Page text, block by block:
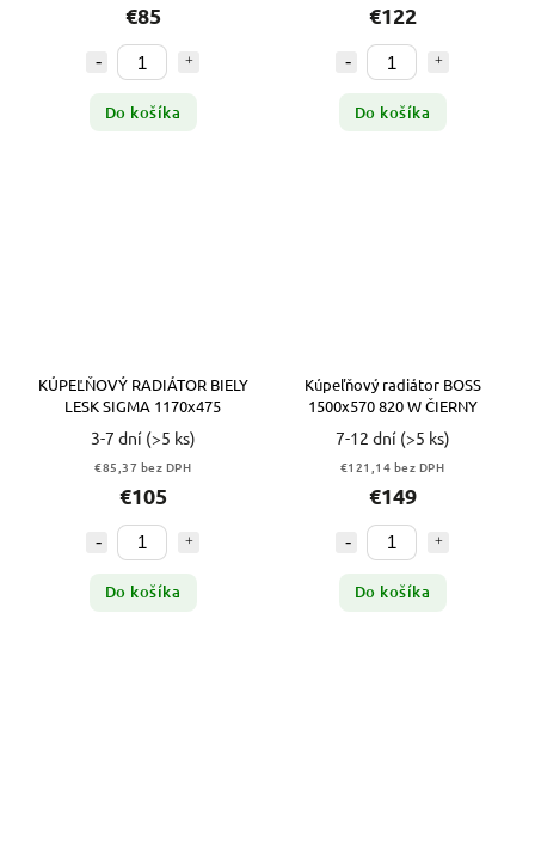
€85
Do košíka
€122
Do košíka
KÚPEĽŇOVÝ RADIÁTOR BIELY
LESK SIGMA 1170x475
3-7 dní (>5 ks)
€85,37 bez DPH
€105
Do košíka
Kúpeľňový radiátor BOSS
1500x570 820 W ČIERNY
7-12 dní (>5 ks)
€121,14 bez DPH
€149
Do košíka